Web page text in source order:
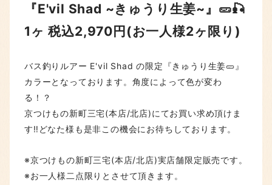
『E'vil Shad ~きゅうり生姜~』🥒🎣
1ヶ 税込2,970円(お一人様2ヶ限り)
バス釣りルアー E'vil Shad の限定『きゅうり生姜🥒』
カラーとなっております。角度によって色が変わ
る！？
京つけもの新町三宅(本店/北店)にてお買い求め頂けま
す‼️どなた様も是非この機会にお待ちしております。
※京つけもの新町三宅(本店/北店)実店舗限定販売です。
※お一人様二点限りとさせて頂きます。